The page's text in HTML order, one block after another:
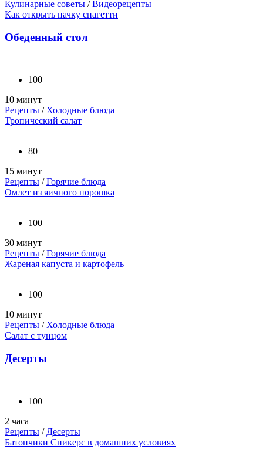
Кулинарные советы /Видеорецепты
Как открыть пачку спагетти
Обеденный стол
100
10 минут
Рецепты /Холодные блюда
Тропический салат
80
15 минут
Рецепты /Горячие блюда
Омлет из яичного порошка
100
30 минут
Рецепты /Горячие блюда
Жареная капуста и картофель
100
10 минут
Рецепты /Холодные блюда
Салат с тунцом
Десерты
100
2 часа
Рецепты / Десерты
Батончики Сникерс в домашних условиях